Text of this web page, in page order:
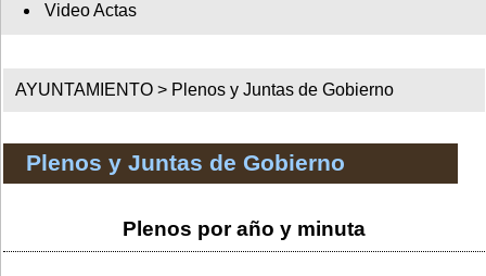
Video Actas
AYUNTAMIENTO > Plenos y Juntas de Gobierno
Plenos y Juntas de Gobierno
Plenos por año y minuta